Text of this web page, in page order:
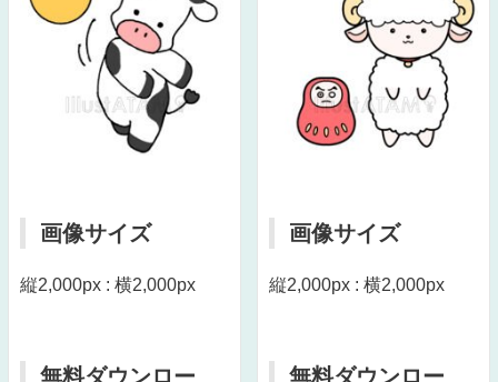
画像サイズ
縦2,000px : 横2,000px
無料ダウンロー
画像サイズ
縦2,000px : 横2,000px
無料ダウンロー